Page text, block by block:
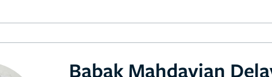
Babak Mahdavian